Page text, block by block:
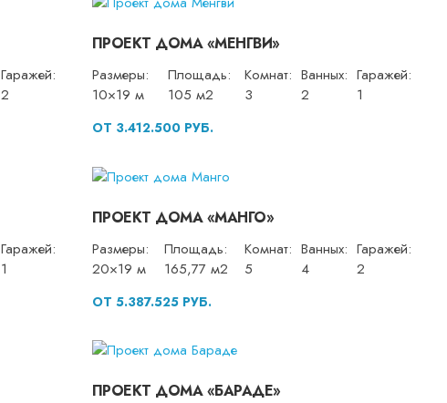
Гаражей:
2
ПРОЕКТ ДОМА «МЕНГВИ»
Размеры:
10×19 м
Площадь:
105 м2
Комнат:
3
Ванных:
2
Гаражей:
1
ОТ 3.412.500 РУБ.
Гаражей:
1
ПРОЕКТ ДОМА «МАНГО»
Размеры:
20×19 м
Площадь:
165,77 м2
Комнат:
5
Ванных:
4
Гаражей:
2
ОТ 5.387.525 РУБ.
ПРОЕКТ ДОМА «БАРАДЕ»